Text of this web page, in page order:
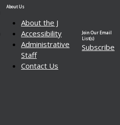
About Us
About the J
Accessibility
Administrative
Staff
Contact Us
Join Our Email
List(s)
Subscribe